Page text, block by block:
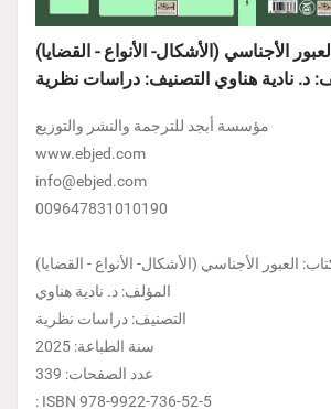
الأجناسي (الأشكال- الأنواع - القضايا)
د. نادية هناوي التصنيف: دراسات نظرية
مؤسسة أبجد للترجمة والنشر والتوزيع
www.ebjed.com
info@ebjed.com
009647831010190
العبور الأجناسي (الأشكال- الأنواع - القضايا)
المؤلف: د. نادية هناوي
التصنيف: دراسات نظرية
سنة الطباعة: 2025
عدد الصفحات: 339
: ISBN 978-9922-736-52-5